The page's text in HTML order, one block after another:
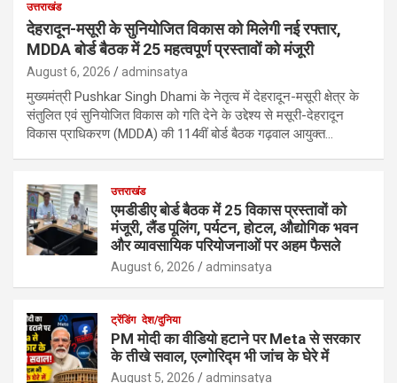
उत्तराखंड
देहरादून-मसूरी के सुनियोजित विकास को मिलेगी नई रफ्तार,
MDDA बोर्ड बैठक में 25 महत्वपूर्ण प्रस्तावों को मंजूरी
August 6, 2026 adminsatya
मुख्यमंत्री Pushkar Singh Dhami के नेतृत्व में देहरादून-मसूरी क्षेत्र के
संतुलित एवं सुनियोजित विकास को गति देने के उद्देश्य से मसूरी-देहरादून
विकास प्राधिकरण (MDDA) की 114वीं बोर्ड बैठक गढ़वाल आयुक्त…
उत्तराखंड
एमडीडीए बोर्ड बैठक में 25 विकास प्रस्तावों को
मंजूरी, लैंड पूलिंग, पर्यटन, होटल, औद्योगिक भवन
और व्यावसायिक परियोजनाओं पर अहम फैसले
August 6, 2026 adminsatya
ट्रेंडिंग देश/दुनिया
PM मोदी का वीडियो हटाने पर Meta से सरकार
के तीखे सवाल, एल्गोरिद्म भी जांच के घेरे में
August 5, 2026 adminsatya